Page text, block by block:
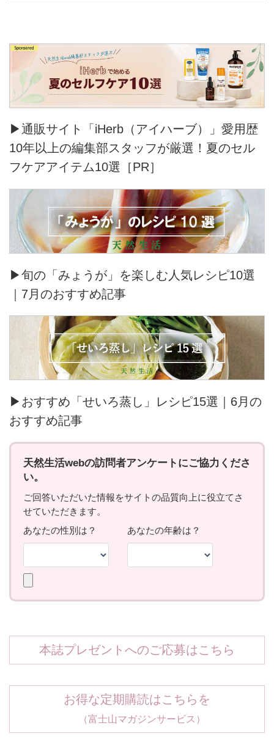
▶通販サイト「iHerb（アイハーブ）」愛用歴
10年以上の編集部スタッフが厳選！夏のセル
フケアアイテム10選［PR］
▶旬の「みょうが」を楽しむ人気レシピ10選
｜7月のおすすめ記事
▶おすすめ「せいろ蒸し」レシピ15選｜6月の
おすすめ記事
本誌プレゼントへのご応募はこちら
お得な定期購読はこちらを
（富士山マガジンサービス）